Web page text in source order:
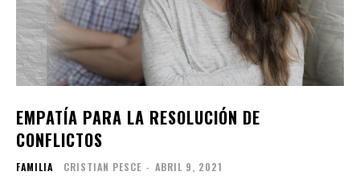
EMPATÍA PARA LA RESOLUCIÓN DE
CONFLICTOS
FAMILIA CRISTIAN PESCE - ABRIL 9, 2021